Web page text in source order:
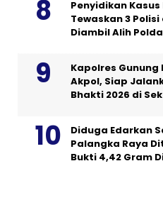
Penyidikan
Tewaskan 3
Diambil Alih
Kapolres
Akpol, Siap
Bhakti 2026 di
Diduga Edarkan
Palangka Raya
Bukti 4,42 Gram